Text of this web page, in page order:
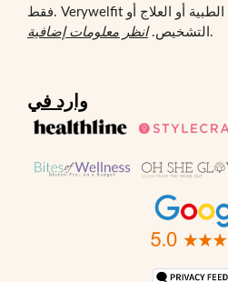
فقط. Verywelfit ليس بديلاً عن المشورة الطبية أو العلاج أو
التشخيص.انظر معلومات إضافية .
وارد في